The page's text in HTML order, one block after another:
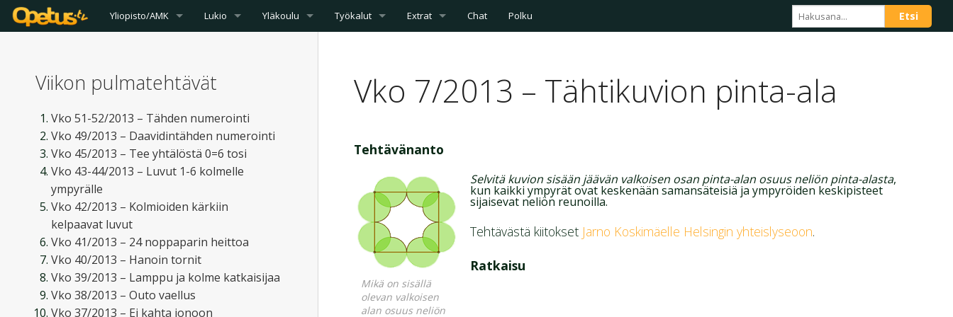
Yliopisto/AMK Lukio Yläkoulu Työkalut Extrat Chat Polku
Vko 7/2013 – Tähtikuvion pinta-ala
Tehtävänanto
Mikä on sisällä
olevan valkoisen
alan osuus neliön
Selvitä kuvion sisään jäävän valkoisen osan pinta-alan osuus neliön pinta-alasta,
kun kaikki ympyrät ovat keskenään samansäteisiä ja ympyröiden keskipisteet
sijaisevat neliön reunoilla.
Tehtävästä kiitokset Jarno Koskimäelle Helsingin yhteislyseoon.
Ratkaisu
Viikon pulmatehtävät
Vko 51-52/2013 – Tähden numerointi
Vko 49/2013 – Daavidintähden numerointi
Vko 45/2013 – Tee yhtälöstä 0=6 tosi
Vko 43-44/2013 – Luvut 1-6 kolmelle
ympyrälle
Vko 42/2013 – Kolmioiden kärkiin
kelpaavat luvut
Vko 41/2013 – 24 noppaparin heittoa
Vko 40/2013 – Hanoin tornit
Vko 39/2013 – Lamppu ja kolme katkaisijaa
Vko 38/2013 – Outo vaellus
Vko 37/2013 – Ei kahta jonoon